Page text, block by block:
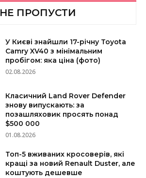
НЕ ПРОПУСТИ
У Києві знайшли 17-річну Toyota
Camry XV40 з мінімальним
пробігом: яка ціна (фото)
02.08.2026
Класичний Land Rover Defender
знову випускають: за
позашляховик просять понад
$500 000
01.08.2026
Топ-5 вживаних кросоверів, які
кращі за новий Renault Duster, але
коштують дешевше